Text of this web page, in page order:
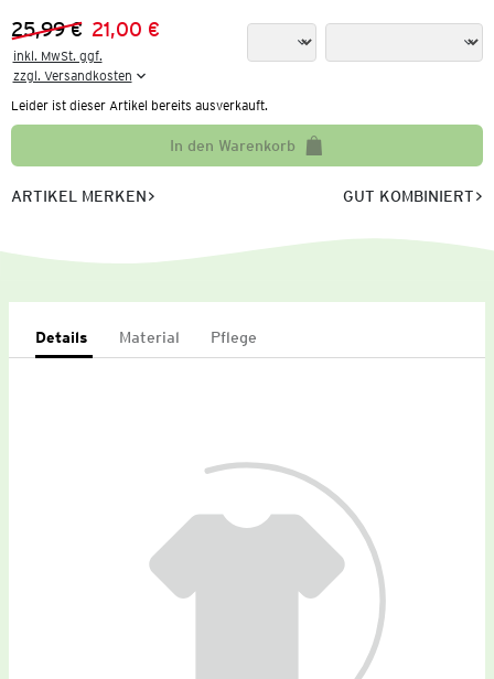
Vorheriger Preis:
25,99 €
Neuer Preis:21,00 €
inkl. MwSt. ggf.
zzgl. Versandkosten
Leider ist dieser Artikel bereits ausverkauft.
In den Warenkorb
ARTIKEL MERKEN GUT KOMBINIERT
Details Material Pflege